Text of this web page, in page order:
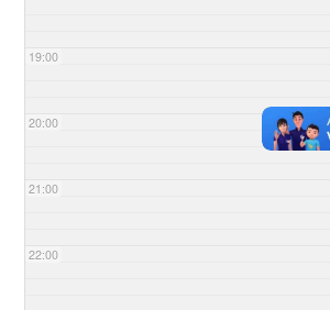
19:00
20:00
21:00
22:00